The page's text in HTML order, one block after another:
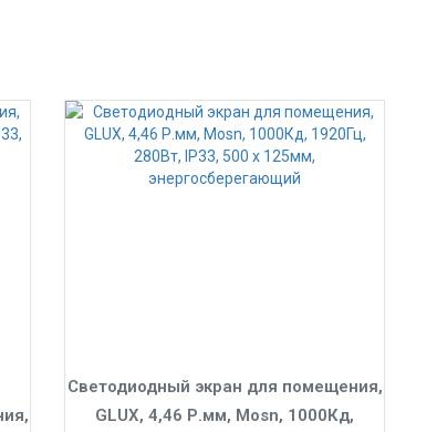
Светодиодный экран для помещения,
GLUX, 4,46 Р.мм, Mosn, 1000Кд,